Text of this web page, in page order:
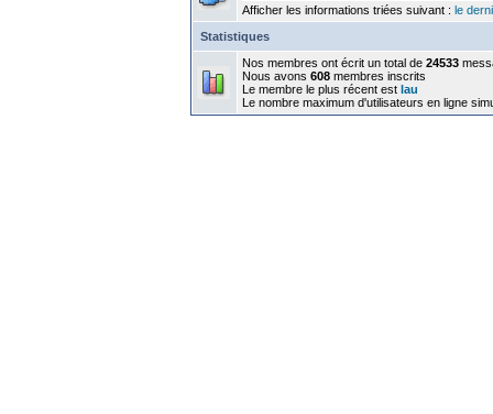
Afficher les informations triées suivant : le
Statistiques
Nos membres ont écrit un total de 24533
Nous avons 608 membres inscrits
Le membre le plus récent est lau
Le nombre maximum d'utilisateurs en ligne